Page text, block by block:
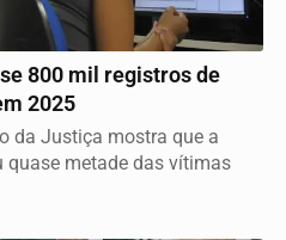
800 mil registros de
2025
da Justiça mostra que a
quase metade das vítimas